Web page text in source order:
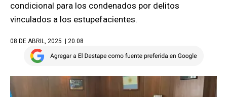
condicional para los condenados por delitos
vinculados a los estupefacientes.
08 DE ABRIL, 2025 | 20.08